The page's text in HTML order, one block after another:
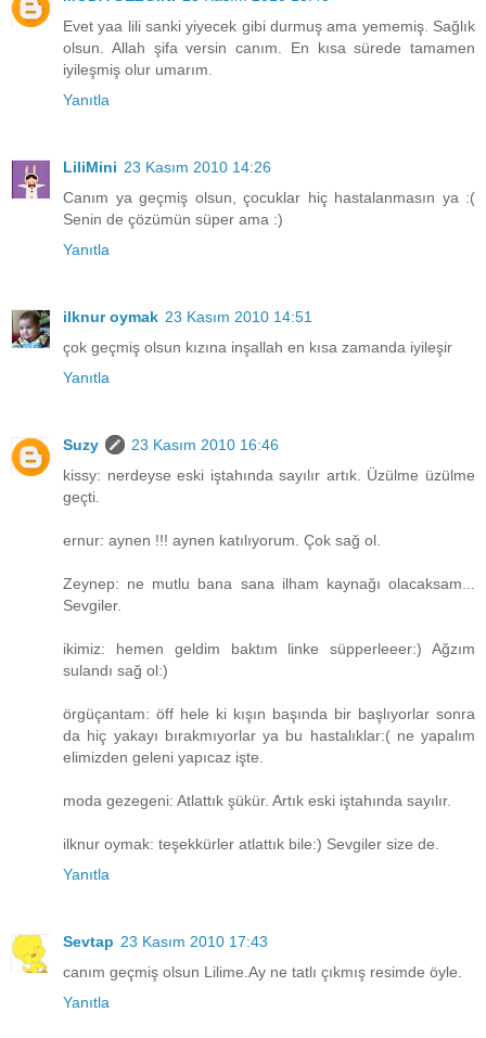
Evet yaa lili sanki yiyecek gibi durmuş ama yememiş. Sağlık
olsun. Allah şifa versin canım. En kısa sürede tamamen
iyileşmiş olur umarım.
Yanıtla
LiliMini 23 Kasım 2010 14:26
Canım ya geçmiş olsun, çocuklar hiç hastalanmasın ya :(
Senin de çözümün süper ama :)
Yanıtla
ilknur oymak 23 Kasım 2010 14:51
çok geçmiş olsun kızına inşallah en kısa zamanda iyileşir
Yanıtla
Suzy
23 Kasım 2010 16:46
kissy: nerdeyse eski iştahında sayılır artık. Üzülme üzülme
geçti.
ernur: aynen !!! aynen katılıyorum. Çok sağ ol.
Zeynep: ne mutlu bana sana ilham kaynağı olacaksam...
Sevgiler.
ikimiz: hemen geldim baktım linke süpperleeer:) Ağzım
sulandı sağ ol:)
örgüçantam: öff hele ki kışın başında bir başlıyorlar sonra
da hiç yakayı bırakmıyorlar ya bu hastalıklar:( ne yapalım
elimizden geleni yapıcaz işte.
moda gezegeni: Atlattık şükür. Artık eski iştahında sayılır.
ilknur oymak: teşekkürler atlattık bile:) Sevgiler size de.
Yanıtla
Sevtap 23 Kasım 2010 17:43
canım geçmiş olsun Lilime.Ay ne tatlı çıkmış resimde öyle.
Yanıtla